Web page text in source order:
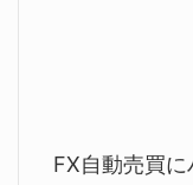
FX自動売買